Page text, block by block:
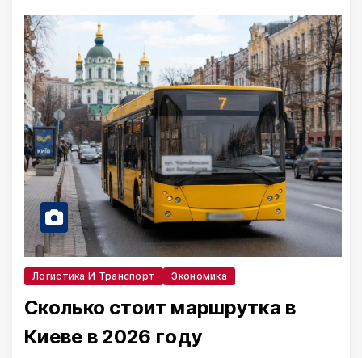
Логистика И Транспорт Экономика
Сколько стоит маршрутка в
Киеве в 2026 году